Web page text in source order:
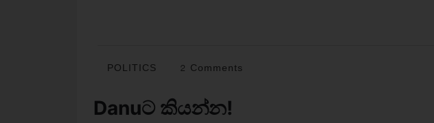
POLITICS 2 Comments